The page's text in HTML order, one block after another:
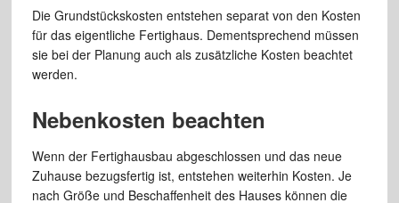
Die Grundstückskosten entstehen separat von den Kosten
für das eigentliche Fertighaus. Dementsprechend müssen
sie bei der Planung auch als zusätzliche Kosten beachtet
werden.
Nebenkosten beachten
Wenn der Fertighausbau abgeschlossen und das neue
Zuhause bezugsfertig ist, entstehen weiterhin Kosten. Je
nach Größe und Beschaffenheit des Hauses können die